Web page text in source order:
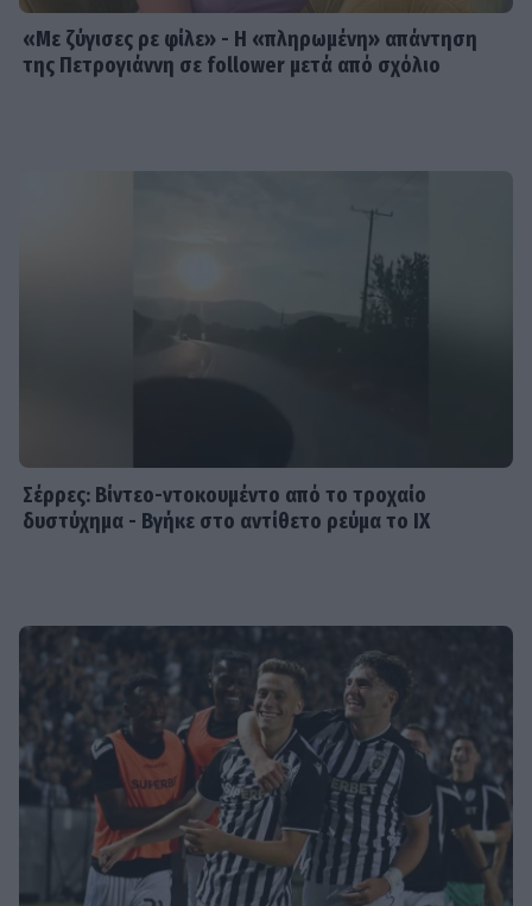
SHOWBIZ
αδιαπραγμάτευτη και μεγαλώνει
κάθε χρόνο. Χρόνια πολλά μπαμπά.».
Μαριάννα Γεωργαντή: «Καλέ, τι
ωραίος που είναι ο Γιώργος
Φραγκούλης!»
MEDIA
Μάχη για την πρωινή ζώνη τον
Αύγουστο: Οι εκπλήξεις των
καναλιών και τα νούμερα
τηλεθέασης
«Με ζύγισες ρε φίλε» - H «πληρωμένη» απάντηση
της Πετρογιάννη σε follower μετά από σχόλιο
Σέρρες: Βίντεο-ντοκουμέντο από το τροχαίο
δυστύχημα - Βγήκε στο αντίθετο ρεύμα το ΙΧ